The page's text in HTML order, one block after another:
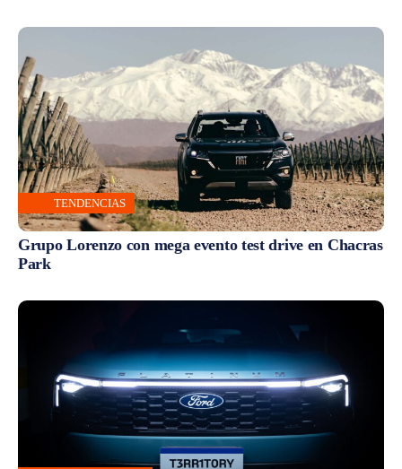
TENDENCIAS
Grupo Lorenzo con mega evento test drive en Chacras
Park